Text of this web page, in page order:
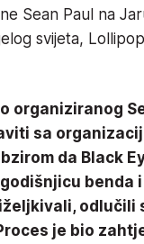
Sean Paul na
svijeta,
organiziranog
sa
da Black
benda i
odlučili
je bio